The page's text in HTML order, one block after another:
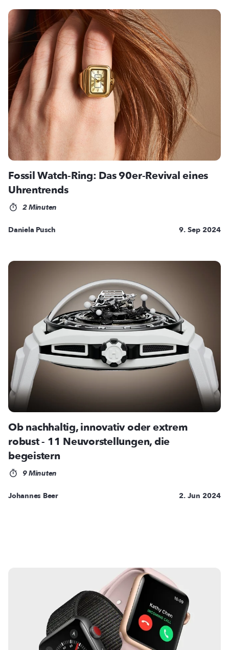
Fossil Watch-Ring: Das 90er-Revival eines
Uhrentrends
2 Minuten
Daniela Pusch 9. Sep 2024
Ob nachhaltig, innovativ oder extrem
robust - 11 Neuvorstellungen, die
begeistern
9 Minuten
Johannes Beer 2. Jun 2024